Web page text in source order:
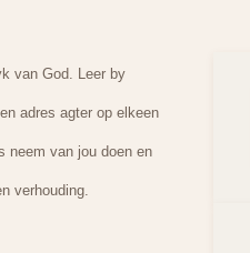
van God. Leer by
adres agter op elkeen
neem van jou doen en
verhouding.